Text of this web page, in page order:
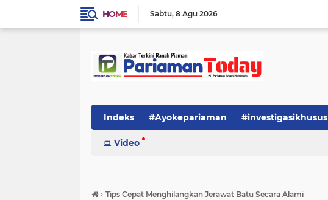
HOME Sabtu 8 Agu 2026
Indeks #Ayokepariaman #investigasikhusus
Video
› Tips Cepat Menghilangkan Jerawat Batu Secara Alami